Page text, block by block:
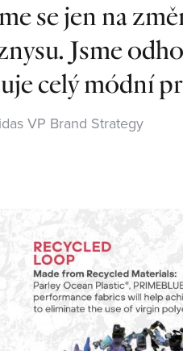
se jen na
Jsme
celý módní
VP Brand Strategy